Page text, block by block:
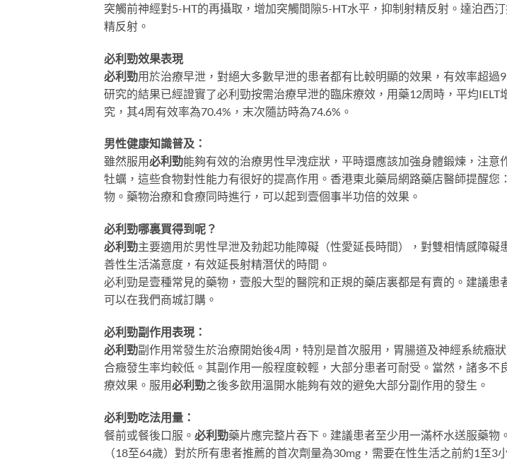
突觸前神經對5-HT的再攝取，增加突觸間隙5-HT水平，抑制射精反射。達泊西
精反射。
必利勁效果表現
必利勁用於治療早泄，對絕大多數早泄的患者都有比較明顯的效果，有效率超
研究的結果已經證實了必利勁按需治療早泄的臨床療效，用藥12周時，平均
究，其4周有效率為70.4%，末次隨訪時為74.6%。
男性健康知識普及：
雖然服用必利勁能夠有效的治療男性早洩症狀，平時還應該加強身體鍛煉，注
牡蠣，這些食物對性能力有很好的提高作用。香港東北藥局網路藥店醫師提醒您
物。藥物治療和食療同時進行，可以起到壹個事半功倍的效果。
必利勁哪裏買得到呢？
必利勁主要適用於男性早泄及勃起功能障礙（性愛延長時間），對雙相情感障
善性生活滿意度，有效延長射精潛伏的時間。
必利勁是壹種常見的藥物，壹般大型的醫院和正規的藥店裏都是有賣的。建議
可以在我們商城訂購。
必利勁副作用表現：
必利勁副作用常發生於治療開始後4周，特別是首次服用，胃腸道及神經系統癥
合癥發生率均較低。其副作用一般程度較輕，大部分患者可耐受。當然，諸多
療效果。服用必利勁之後多飲用溫開水能夠有效的避免大部分副作用的發生。
必利勁吃法用量：
餐前或餐後口服。 必利勁藥片應完整片吞下。建議患者至少用一滿杯水送服藥
（18至64歲）對於所有患者推薦的首次劑量為30mg，需要在性生活之前約1至